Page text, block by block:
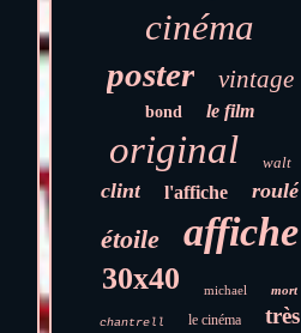
cinéma
poster vintage
bond le film
original walt
clint l'affiche roulé
étoile affiche
30x40 michael mort
chantrell le cinéma très